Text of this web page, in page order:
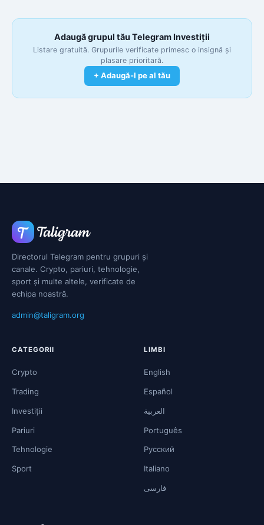
Adaugă grupul tău Telegram Investiții
Listare gratuită. Grupurile verificate primesc o insignă și
plasare prioritară.
+ Adaugă-l pe al tău
Directorul Telegram pentru grupuri și
canale. Crypto, pariuri, tehnologie,
sport și multe altele, verificate de
echipa noastră.
admin@taligram.org
CATEGORII
Crypto
Trading
Investiții
Pariuri
Tehnologie
Sport
LIMBI
English
Español
العربية
Português
Русский
Italiano
فارسی